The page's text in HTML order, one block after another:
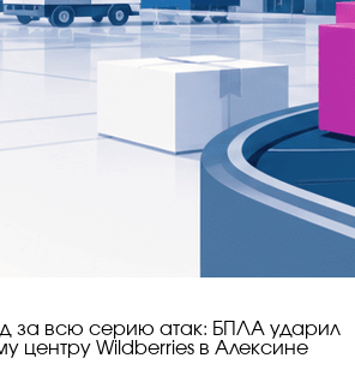
за всю серию атак: БПЛА ударил
центру Wildberries в Алексине